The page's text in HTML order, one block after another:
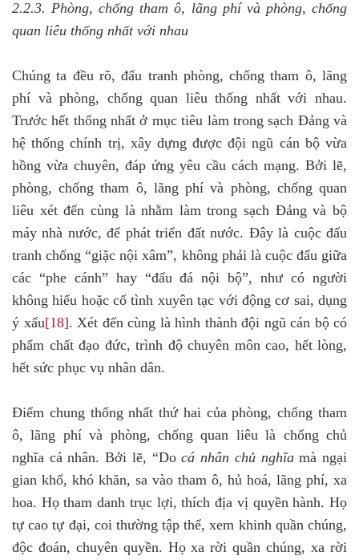
2.2.3. Phòng, chống tham ô, lãng phí và phòng, chống
quan liêu thống nhất với nhau
Chúng ta đều rõ, đấu tranh phòng, chống tham ô, lãng
phí và phòng, chống quan liêu thống nhất với nhau.
Trước hết thống nhất ở mục tiêu làm trong sạch Đảng và
hệ thống chính trị, xây dựng được đội ngũ cán bộ vừa
hồng vừa chuyên, đáp ứng yêu cầu cách mạng. Bởi lẽ,
phòng, chống tham ô, lãng phí và phòng, chống quan
liêu xét đến cùng là nhằm làm trong sạch Đảng và bộ
máy nhà nước, để phát triển đất nước. Đây là cuộc đấu
tranh chống “giặc nội xâm”, không phải là cuộc đấu giữa
các “phe cánh” hay “đấu đá nội bộ”, như có người
không hiểu hoặc cố tình xuyên tạc với động cơ sai, dụng
ý xấu[18]. Xét đến cùng là hình thành đội ngũ cán bộ có
phẩm chất đạo đức, trình độ chuyên môn cao, hết lòng,
hết sức phục vụ nhân dân.
Điểm chung thống nhất thứ hai của phòng, chống tham
ô, lãng phí và phòng, chống quan liêu là chống chủ
nghĩa cá nhân. Bởi lẽ, “Docá nhân chủ nghĩamà ngại
gian khổ, khó khăn, sa vào tham ô, hủ hoá, lãng phí, xa
hoa. Họ tham danh trục lợi, thích địa vị quyền hành. Họ
tự cao tự đại, coi thường tập thể, xem khinh quần chúng,
độc đoán, chuyên quyền. Họ xa rời quần chúng, xa rời